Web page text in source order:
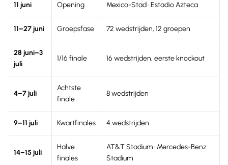
11 juni Opening Mexico-Stad · Estadio Azteca
11–27 juni Groepsfase 72 wedstrijden, 12 groepen
28 juni–3
juli
1/16 finale 16 wedstrijden, eerste knockout
4–7 juli
Achtste
finale
8 wedstrijden
9–11 juli Kwartfinales 4 wedstrijden
14–15 juli
Halve
finales
AT&T Stadium · Mercedes-Benz
Stadium